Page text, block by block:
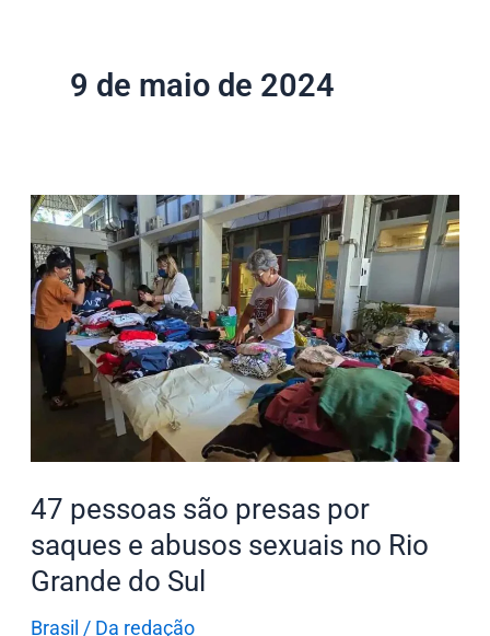
9 de maio de 2024
47 pessoas são presas por
saques e abusos sexuais no Rio
Grande do Sul
Brasil / Da redação
47
pessoas
são
presas
por
saques
sexuais
no
Grande
do
Sul